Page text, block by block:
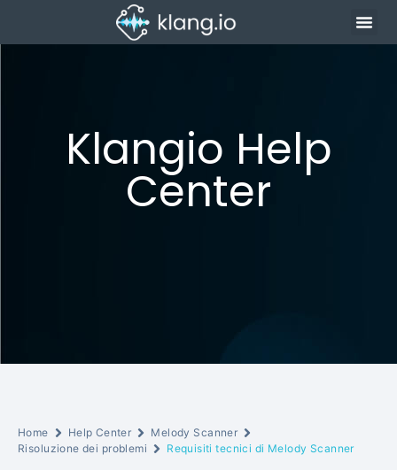
Klangio Help
Center
Home Help Center
Melody Scanner
Risoluzione dei problemi
Requisiti tecnici di Melody Scanner